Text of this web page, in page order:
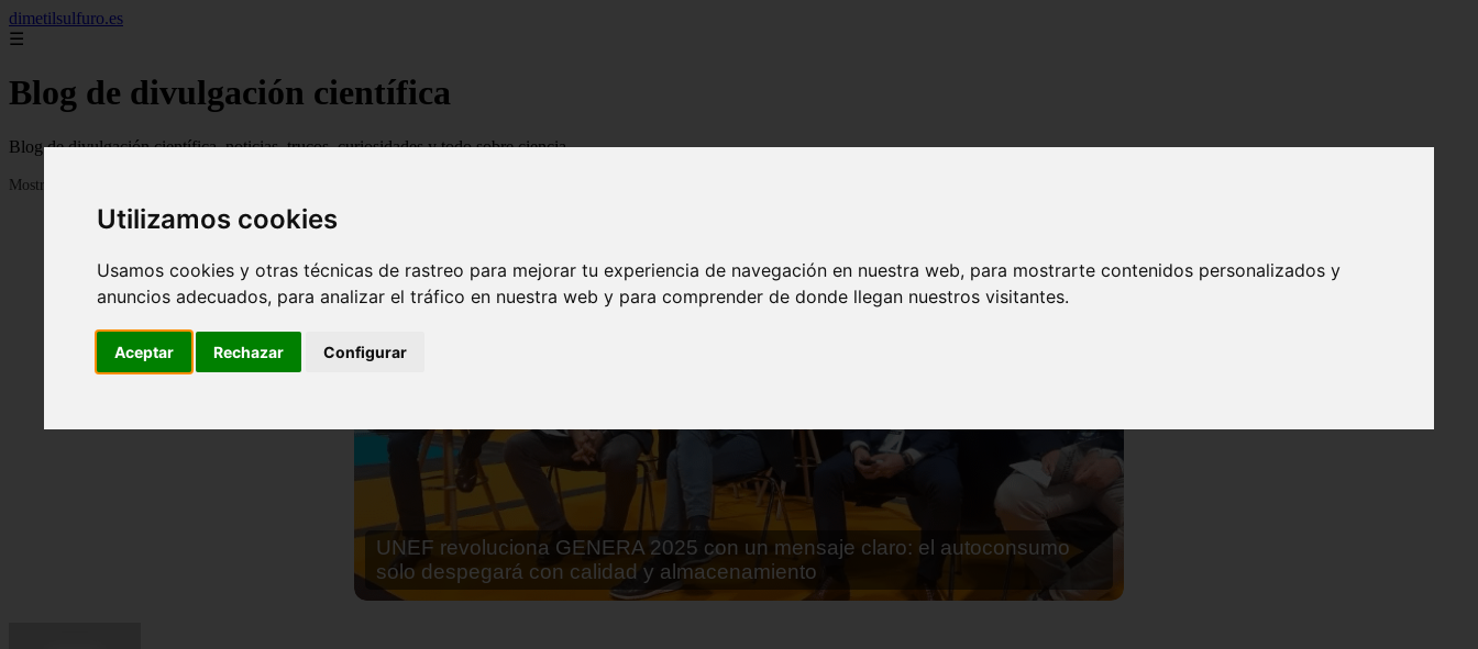
Utilizamos cookies
Usamos cookies y otras técnicas de rastreo para mejorar tu experiencia de navegación en nuestra web, para mostrarte contenidos personalizados y
anuncios adecuados, para analizar el tráfico en nuestra web y para comprender de donde llegan nuestros visitantes.
Aceptar Rechazar Configurar
dimetilsulfuro.es
☰
Blog de divulgación científica
Blog de divulgación científica, noticias, trucos, curiosidades y todo sobre ciencia
Mostrando 1 - 24 de 907 artículos
En África harán lo que parecía imposible: Utilizarán moléculas de agua para
cocinar sus alimentos